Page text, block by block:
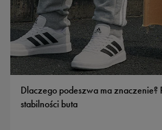
Dlaczego podeszwa ma
stabilności buta